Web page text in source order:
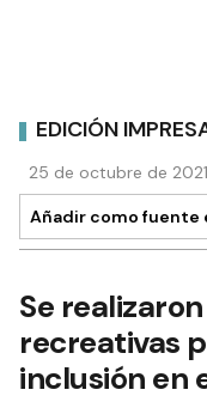
EDICIÓN
25 de octubre de
Añadir como fuente
Se
recreativas
inclusión en